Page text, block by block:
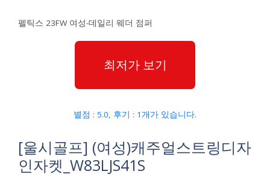
펠틱스 23FW 여성-데일리 웨더 점퍼
최저가 보기
별점 : 5.0, 후기 : 1개가 있습니다.
[울시골프] (여성)캐주얼스트링디자
인자켓_W83LJS41S